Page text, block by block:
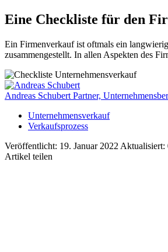
Eine Checkliste für den
Ein Firmenverkauf ist oftmals ein
zusammengestellt. In allen Aspekten des
Andreas Schubert Partner,
Unternehmensverkauf
Verkaufsprozess
Veröffentlicht: 19. Januar 2022 Aktualisiert:
Artikel teilen